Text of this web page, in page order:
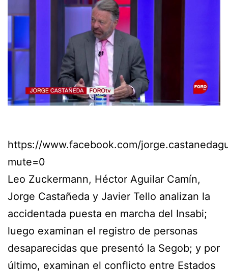
https://www.facebook.com/
mute=0
Leo Zuckermann, Héctor Aguilar Camín,
Jorge Castañeda y Javier Tello analizan la
accidentada puesta en marcha del Insabi;
luego examinan el registro de personas
desaparecidas que presentó la Segob; y por
último, examinan el conflicto entre Estados